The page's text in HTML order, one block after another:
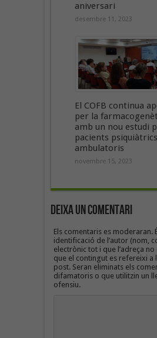
aniversari
desembre 11, 2023
El COFB continua
per la
amb un nou estudi
pacients psiquiàtrics
ambulatoris
novembre 15, 2023
Deixa un Comentari
Els comentaris es moderaran.
identificació de l’autor (nom,
electrònic tot i que l’adreça
que el contingut es refereixi a
post. Seran eliminats els
difamatoris o que utilitzin un
ofensiu.